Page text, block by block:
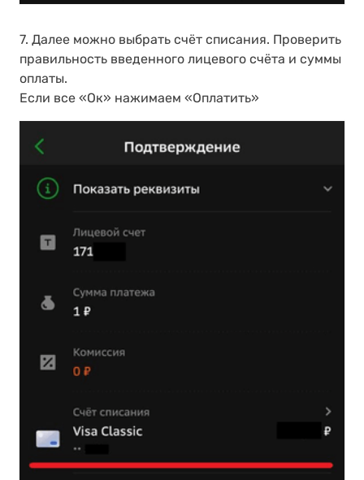
7. Далее можно выбрать счёт списания. Проверить
правильность введенного лицевого счёта и суммы
оплаты.
Если все «Ок» нажимаем «Оплатить»